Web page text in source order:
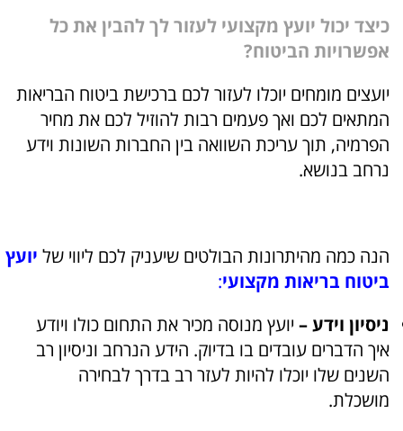
כיצד יכול יועץ מקצועי לעזור לך להבין את כל
אפשרויות הביטוח?
יועצים מומחים יוכלו לעזור לכם ברכישת ביטוח הבריאות
המתאים לכם ואך פעמים רבות להוזיל לכם את מחיר
הפרמיה, תוך עריכת השוואה בין החברות השונות וידע
נרחב בנושא.
הנה כמה מהיתרונות הבולטים שיעניק לכם ליווי של יועץ
ביטוח בריאות מקצועי:
ניסיון וידע – יועץ מנוסה מכיר את התחום כולו ויודע
איך הדברים עובדים בו בדיוק. הידע הנרחב וניסיון רב
השנים שלו יוכלו להיות לעזר רב בדרך לבחירה
מושכלת.